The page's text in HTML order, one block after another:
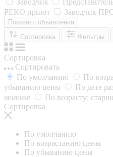
РЕКО приют
Заводчик
Показать объявления
Сортировка
Фильтры
Сортировка
Сортировать
По умолчанию
По
убыванию цены
По дате
моложе
По возрасту:
Сортировка
По умолчанию
По возрастанию цены
По убыванию цены